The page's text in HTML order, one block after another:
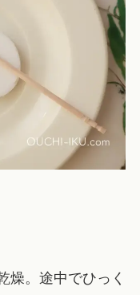
燥。途中でひっく